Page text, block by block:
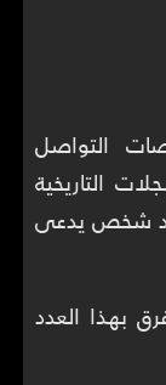
التواصل
التاريخية
شخص يدعى
بهذا العدد